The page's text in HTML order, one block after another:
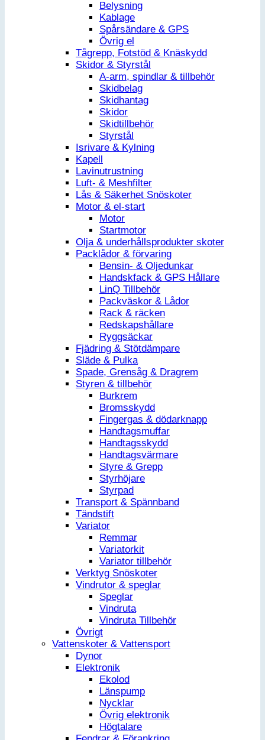
Belysning
Kablage
Spårsändare & GPS
Övrig el
Tågrepp, Fotstöd & Knäskydd
Skidor & Styrstål
A-arm, spindlar & tillbehör
Skidbelag
Skidhantag
Skidor
Skidtillbehör
Styrstål
Isrivare & Kylning
Kapell
Lavinutrustning
Luft- & Meshfilter
Lås & Säkerhet Snöskoter
Motor & el-start
Motor
Startmotor
Olja & underhållsprodukter skoter
Packlådor & förvaring
Bensin- & Oljedunkar
Handskfack & GPS Hållare
LinQ Tillbehör
Packväskor & Lådor
Rack & räcken
Redskapshållare
Ryggsäckar
Fjädring & Stötdämpare
Släde & Pulka
Spade, Grensåg & Dragrem
Styren & tillbehör
Burkrem
Bromsskydd
Fingergas & dödarknapp
Handtagsmuffar
Handtagsskydd
Handtagsvärmare
Styre & Grepp
Styrhöjare
Styrpad
Transport & Spännband
Tändstift
Variator
Remmar
Variatorkit
Variator tillbehör
Verktyg Snöskoter
Vindrutor & speglar
Speglar
Vindruta
Vindruta Tillbehör
Övrigt
Vattenskoter & Vattensport
Dynor
Elektronik
Ekolod
Länspump
Nycklar
Övrig elektronik
Högtalare